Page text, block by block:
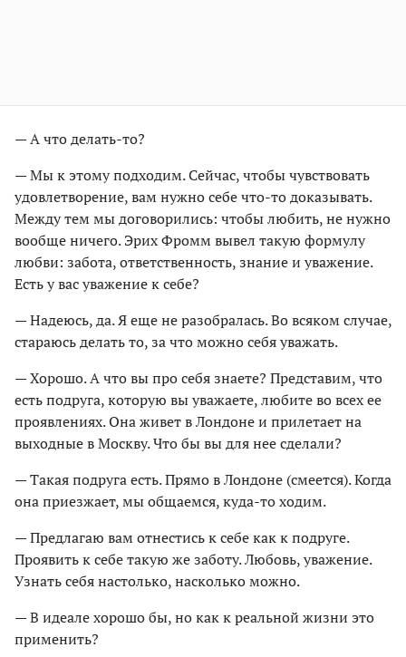
— А что делать-то?
— Мы к этому подходим. Сейчас, чтобы чувствовать
удовлетворение, вам нужно себе что-то доказывать.
Между тем мы договорились: чтобы любить, не нужно
вообще ничего. Эрих Фромм вывел такую формулу
любви: забота, ответственность, знание и уважение.
Есть у вас уважение к себе?
— Надеюсь, да. Я еще не разобралась. Во всяком случае,
стараюсь делать то, за что можно себя уважать.
— Хорошо. А что вы про себя знаете? Представим, что
есть подруга, которую вы уважаете, любите во всех ее
проявлениях. Она живет в Лондоне и прилетает на
выходные в Москву. Что бы вы для нее сделали?
— Такая подруга есть. Прямо в Лондоне (смеется). Когда
она приезжает, мы общаемся, куда-то ходим.
— Предлагаю вам отнестись к себе как к подруге.
Проявить к себе такую же заботу. Любовь, уважение.
Узнать себя настолько, насколько можно.
— В идеале хорошо бы, но как к реальной жизни это
применить?